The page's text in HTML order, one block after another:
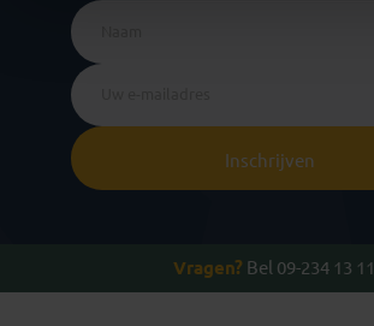
Inschrijven
Vragen? Bel 09-234 13 11